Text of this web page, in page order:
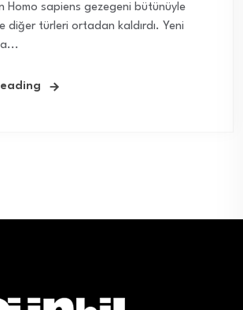
Homo sapiens gezegeni bütünüyle
diğer türleri ortadan kaldırdı. Yeni